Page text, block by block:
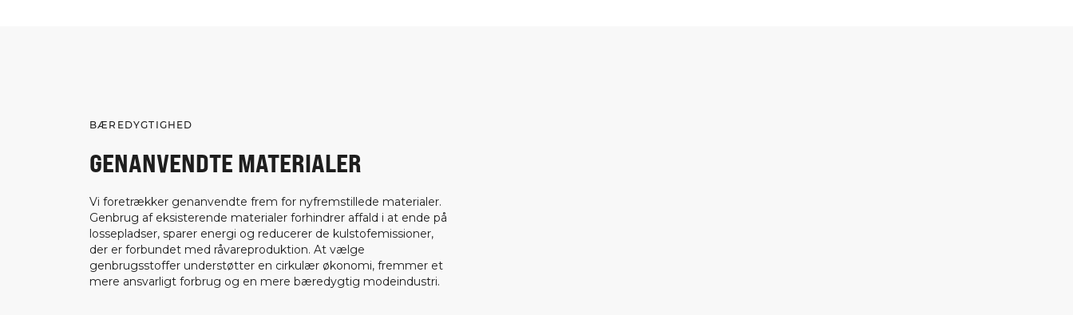
BÆREDYGTIGHED
GENANVENDTE MATERIALER
Vi foretrækker genanvendte frem for nyfremstillede materialer.
Genbrug af eksisterende materialer forhindrer affald i at ende på
lossepladser, sparer energi og reducerer de kulstofemissioner,
der er forbundet med råvareproduktion. At vælge
genbrugsstoffer understøtter en cirkulær økonomi, fremmer et
mere ansvarligt forbrug og en mere bæredygtig modeindustri.